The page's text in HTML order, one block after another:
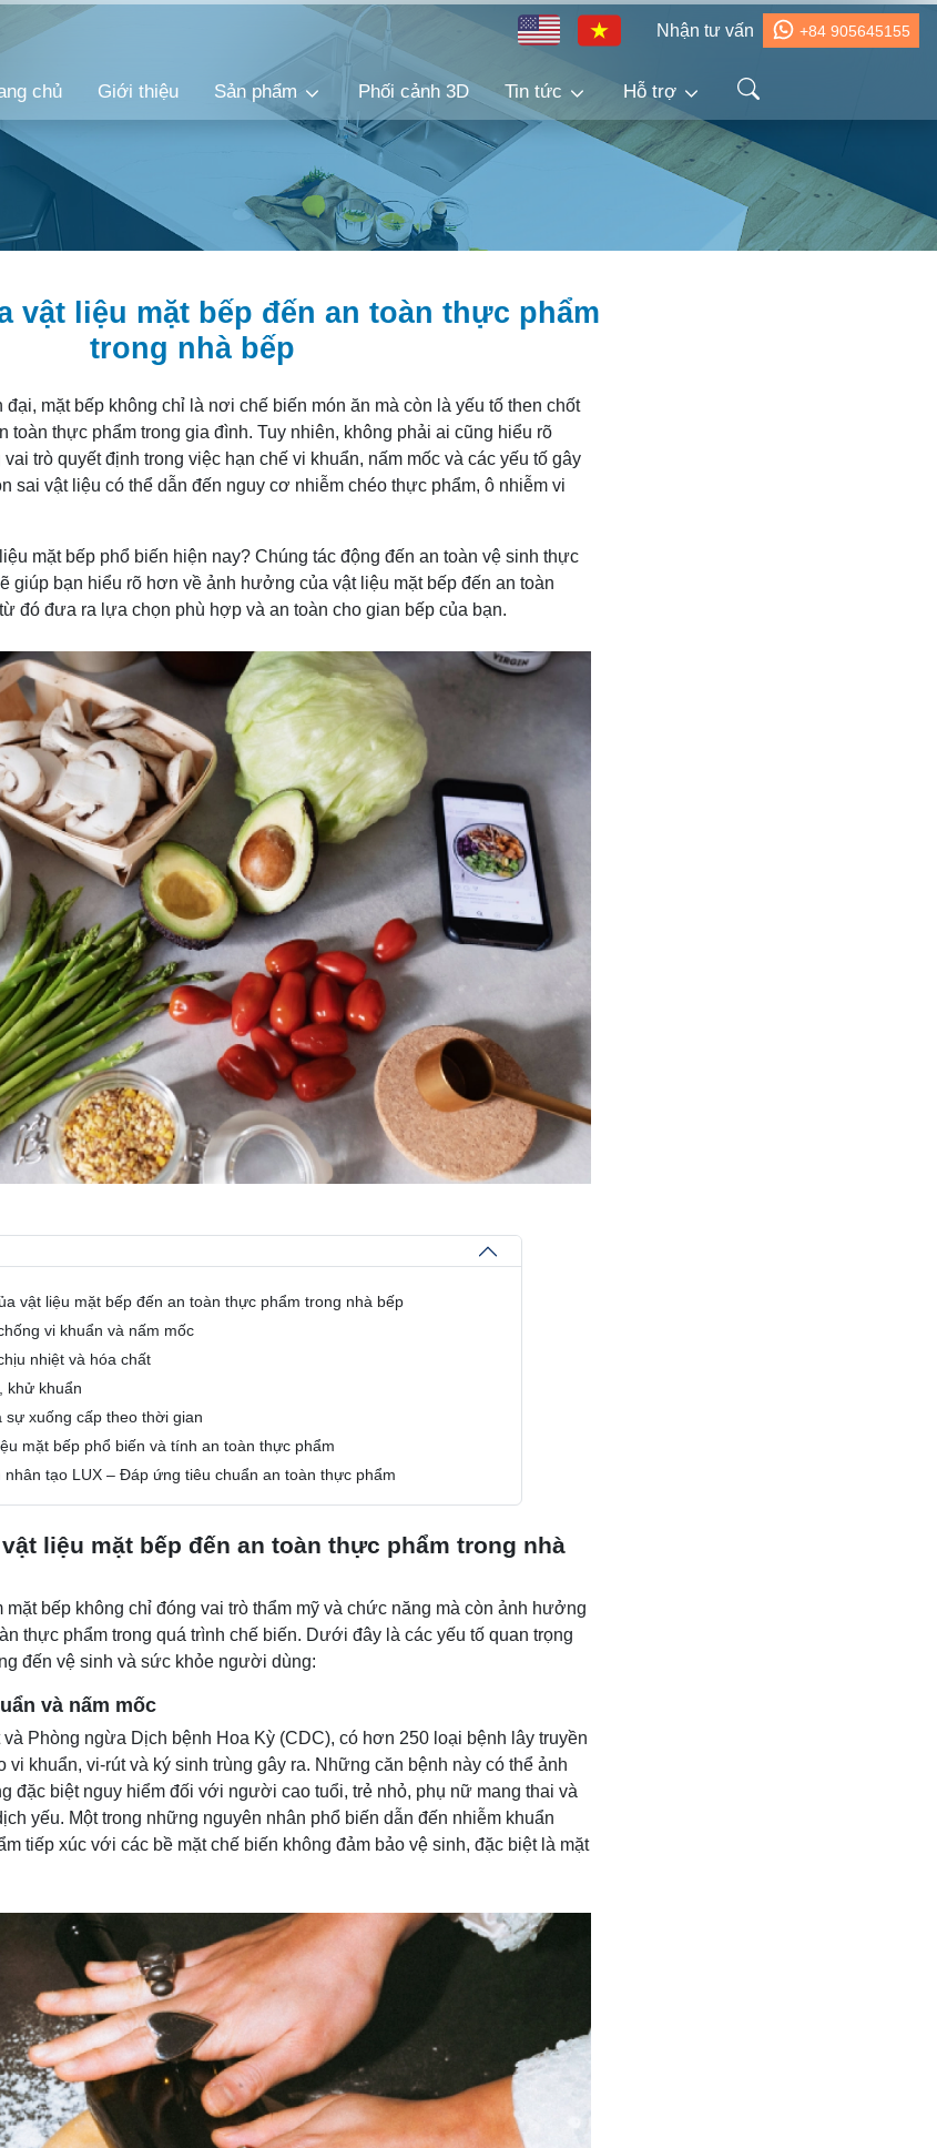
Nhận tư vấn +84 905645155
chủ Giới thiệu Sản phẩm Phối cảnh 3D Tin tức Hỗ trợ
vật liệu mặt bếp đến an toàn thực phẩm
trong nhà bếp
mặt bếp không chỉ là nơi chế biến món ăn mà còn là yếu tố then chốt
toàn thực phẩm trong gia đình. Tuy nhiên, không phải ai cũng hiểu rõ
trò quyết định trong việc hạn chế vi khuẩn, nấm mốc và các yếu tố gây
sai vật liệu có thể dẫn đến nguy cơ nhiễm chéo thực phẩm, ô nhiễm vi
mặt bếp phổ biến hiện nay? Chúng tác động đến an toàn vệ sinh thực
giúp bạn hiểu rõ hơn về ảnh hưởng của vật liệu mặt bếp đến an toàn
đó đưa ra lựa chọn phù hợp và an toàn cho gian bếp của bạn.
vật liệu mặt bếp đến an toàn thực phẩm trong nhà bếp
vi khuẩn và nấm mốc
nhiệt và hóa chất
khử khuẩn
sự xuống cấp theo thời gian
mặt bếp phổ biến và tính an toàn thực phẩm
tạo LUX – Đáp ứng tiêu chuẩn an toàn thực phẩm
liệu mặt bếp đến an toàn thực phẩm trong nhà
bếp không chỉ đóng vai trò thẩm mỹ và chức năng mà còn ảnh hưởng
thực phẩm trong quá trình chế biến. Dưới đây là các yếu tố quan trọng
đến vệ sinh và sức khỏe người dùng:
và nấm mốc
Phòng ngừa Dịch bệnh Hoa Kỳ (CDC), có hơn 250 loại bệnh lây truyền
vi khuẩn, vi-rút và ký sinh trùng gây ra. Những căn bệnh này có thể ảnh
đặc biệt nguy hiểm đối với người cao tuổi, trẻ nhỏ, phụ nữ mang thai và
yếu. Một trong những nguyên nhân phổ biến dẫn đến nhiễm khuẩn
tiếp xúc với các bề mặt chế biến không đảm bảo vệ sinh, đặc biệt là mặt